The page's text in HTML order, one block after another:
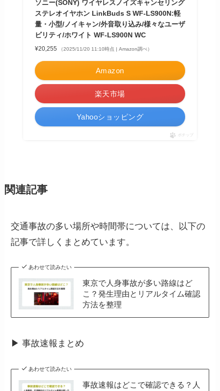
ソニー(SONY) ワイヤレスノイズキャンセリング
ステレオイヤホン LinkBuds S WF-LS900N:軽
量・小型/ノイキャン/外音取り込み/様々なユーザ
ビリティ/ホワイト WF-LS900N WC
¥20,255 （2025/11/20 11:10時点 | Amazon調べ）
Amazon
楽天市場
Yahooショッピング
ポチップ
関連記事
交通事故の多い場所や時間帯については、以下の
記事で詳しくまとめています。
あわせて読みたい
東京で人身事故が多い路線はど
こ？発生理由とリアルタイム確認
方法を整理
▶ 事故速報まとめ
あわせて読みたい
事故速報はどこで確認できる？人